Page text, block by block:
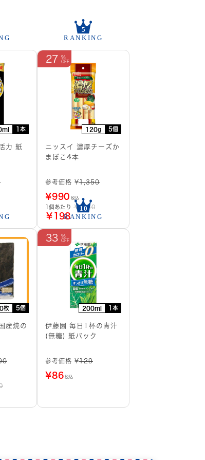
1本
力 紙
120g 5個
27
ニッスイ 濃厚チーズか
まぼこ4本
参考価格 ¥1,350
¥990 税込
1個あたり ￥270.0
￥198
枚 5個
産焼の
200ml 1本
33
伊藤園 毎日1杯の青汁
(無糖) 紙パック
参考価格 ¥129
¥86 税込